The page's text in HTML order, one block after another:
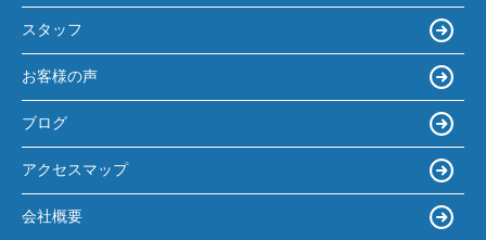
スタッフ
お客様の声
ブログ
アクセスマップ
会社概要